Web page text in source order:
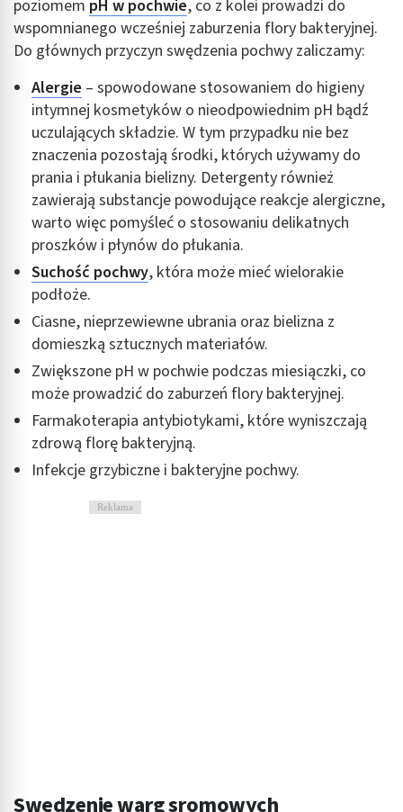
poziomem pH w pochwie, co z kolei prowadzi do
wspomnianego wcześniej zaburzenia flory bakteryjnej.
Do głównych przyczyn swędzenia pochwy zaliczamy:
Alergie – spowodowane stosowaniem do higieny
intymnej kosmetyków o nieodpowiednim pH bądź
uczulających składzie. W tym przypadku nie bez
znaczenia pozostają środki, których używamy do
prania i płukania bielizny. Detergenty również
zawierają substancje powodujące reakcje alergiczne,
warto więc pomyśleć o stosowaniu delikatnych
proszków i płynów do płukania.
Suchość pochwy, która może mieć wielorakie
podłoże.
Ciasne, nieprzewiewne ubrania oraz bielizna z
domieszką sztucznych materiałów.
Zwiększone pH w pochwie podczas miesiączki, co
może prowadzić do zaburzeń flory bakteryjnej.
Farmakoterapia antybiotykami, które wyniszczają
zdrową florę bakteryjną.
Infekcje grzybiczne i bakteryjne pochwy.
Reklama
Swędzenie warg sromowych